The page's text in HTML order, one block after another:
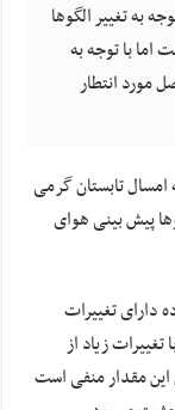
به تغییر الگوها
با توجه به
مورد انتطار
امسال تابستان گرمی
پیش بینی هوای
دارای تغییرات
زیاد از
زمستان این مقدار منفی است